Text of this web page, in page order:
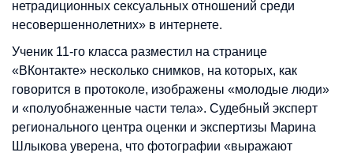
нетрадиционных сексуальных отношений среди
несовершеннолетних» в интернете.
Ученик 11-го класса разместил на странице
«ВКонтакте» несколько снимков, на которых, как
говорится в протоколе, изображены «молодые люди»
и «полуобнаженные части тела». Судебный эксперт
регионального центра оценки и экспертизы Марина
Шлыкова уверена, что фотографии «выражают